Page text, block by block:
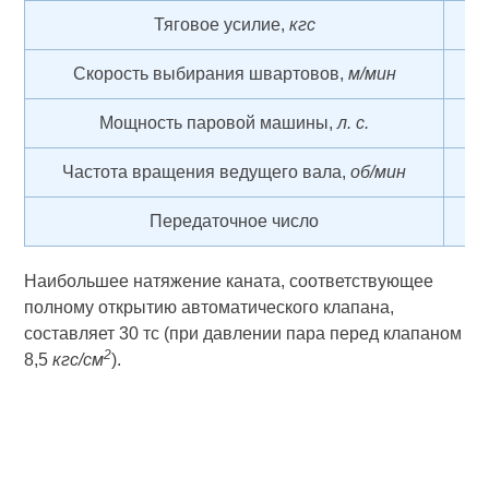
Тяговое усилие, кгс
Скорость выбирания швартовов, м/мин
Мощность паровой машины,л. с.
Частота вращения ведущего вала,об/мин
Передаточное число
Наибольшее натяжение каната, соответствующее
полному открытию автоматического клапана,
составляет 30 тс (при давлении пара перед клапаном
8,5кгс/см2).